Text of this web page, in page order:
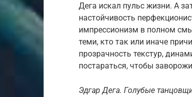
Дега искал пульс жизни. А
настойчивость
импрессионизм в полном
теми, кто так или иначе
прозрачность текстур,
постараться, чтобы
Эдгар Дега. Голубые